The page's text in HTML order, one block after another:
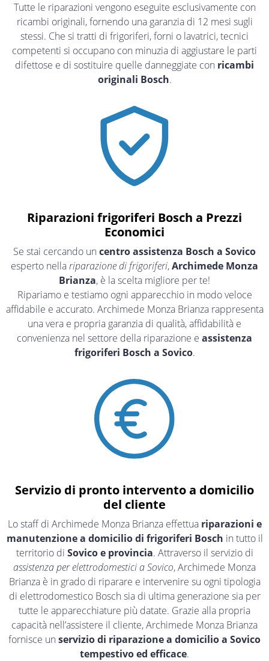
Tutte le riparazioni vengono eseguite esclusivamente con
ricambi originali, fornendo una garanzia di 12 mesi sugli
stessi. Che si tratti di frigoriferi, forni o lavatrici, tecnici
competenti si occupano con minuzia di aggiustare le parti
difettose e di sostituire quelle danneggiate con ricambi
originali Bosch.
Riparazioni frigoriferi Bosch a Prezzi
Economici
Se stai cercando un centro assistenza Bosch a Sovico
esperto nellariparazione di frigoriferi,Archimede Monza
Brianza, è la scelta migliore per te!
Ripariamo e testiamo ogni apparecchio in modo veloce
affidabile e accurato. Archimede Monza Brianza rappresenta
una vera e propria garanzia di qualità, affidabilità e
convenienza nel settore della riparazione e assistenza
frigoriferi Bosch a Sovico.
Servizio di pronto intervento a domicilio
del cliente
Lo staff di Archimede Monza Brianza effettua riparazioni e
manutenzione a domicilio di frigoriferi Bosch in tutto il
territorio di Sovico e provincia. Attraverso il servizio di
assistenza per elettrodomestici a Sovico, Archimede Monza
Brianza è in grado di riparare e intervenire su ogni tipologia
di elettrodomestico Bosch sia di ultima generazione sia per
tutte le apparecchiature più datate. Grazie alla propria
capacità nell’assistere il cliente, Archimede Monza Brianza
fornisce un servizio di riparazione a domicilio a Sovico
tempestivo ed efficace.